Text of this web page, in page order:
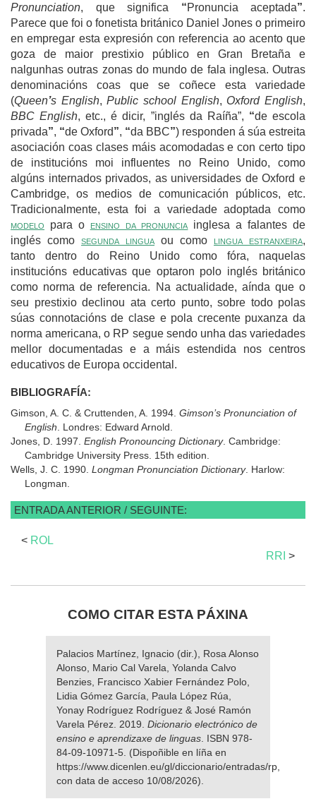
Pronunciation, que significa “Pronuncia aceptada”.
Parece que foi o fonetista británico Daniel Jones o primeiro
en empregar esta expresión con referencia ao acento que
goza de maior prestixio público en Gran Bretaña e
nalgunhas outras zonas do mundo de fala inglesa. Outras
denominacións coas que se coñece esta variedade
(Queen’s English,Public school English, Oxford English,
BBC English, etc., é dicir, ”inglés da Raíña”, “de escola
privada”, “de Oxford”, “da BBC”) responden á súa estreita
asociación coas clases máis acomodadas e con certo tipo
de institucións moi influentes no Reino Unido, como
algúns internados privados, as universidades de Oxford e
Cambridge, os medios de comunicación públicos, etc.
Tradicionalmente, esta foi a variedade adoptada como
modelo para o ensino da pronuncia inglesa a falantes de
inglés como segunda lingua ou como lingua estranxeira,
tanto dentro do Reino Unido como fóra, naquelas
institucións educativas que optaron polo inglés británico
como norma de referencia. Na actualidade, aínda que o
seu prestixio declinou ata certo punto, sobre todo polas
súas connotacións de clase e pola crecente puxanza da
norma americana, o RP segue sendo unha das variedades
mellor documentadas e a máis estendida nos centros
educativos de Europa occidental.
BIBLIOGRAFÍA:
Gimson, A. C. & Cruttenden, A. 1994. Gimson’s Pronunciation of
English . Londres: Edward Arnold.
Jones, D. 1997. English Pronouncing Dictionary. Cambridge:
Cambridge University Press. 15th edition.
Wells, J. C. 1990. Longman Pronunciation Dictionary. Harlow:
Longman.
ENTRADA ANTERIOR / SEGUINTE:
< ROL
RRI >
COMO CITAR ESTA PÁXINA
Palacios Martínez, Ignacio (dir.), Rosa Alonso
Alonso, Mario Cal Varela, Yolanda Calvo
Benzies, Francisco Xabier Fernández Polo,
Lidia Gómez García, Paula López Rúa,
Yonay Rodríguez Rodríguez & José Ramón
Varela Pérez. 2019. Dicionario electrónico de
ensino e aprendizaxe de linguas . ISBN 978-
84-09-10971-5. (Dispoñible en líña en
https://www.dicenlen.eu/gl/diccionario/entradas/rp,
con data de acceso 10/08/2026).